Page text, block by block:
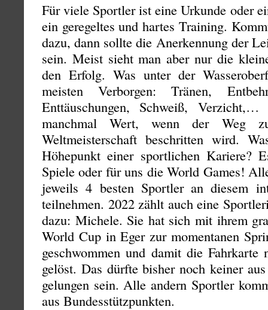
Für viele Sportler ist eine Urkunde oder
ein geregeltes und hartes Training.
dazu, dann sollte die Anerkennung der
sein. Meist sieht man aber nur die
den Erfolg. Was unter der
meisten Verborgen: Tränen,
Enttäuschungen, Schweiß,
manchmal Wert, wenn der Weg
Weltmeisterschaft beschritten wird.
Höhepunkt einer sportlichen Kariere?
Spiele oder für uns die World Games!
jeweils 4 besten Sportler an diesem
teilnehmen. 2022 zählt auch eine
dazu: Michele. Sie hat sich mit ihrem
World Cup in Eger zur momentanen
geschwommen und damit die
gelöst. Das dürfte bisher noch keiner
gelungen sein. Alle andern Sportler
aus Bundesstützpunkten.